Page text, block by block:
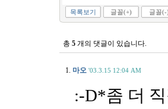
목록보기 글꼴(+) 글꼴(-
총 5 개의 댓글이 있습니다.
1. 마오 '03.3.15 12:04 AM
:-D*좀 더